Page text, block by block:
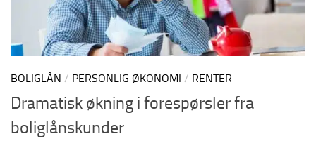
BOLIGLÅN / PERSONLIG ØKONOMI / RENTER
Dramatisk økning i forespørsler fra
boliglånskunder